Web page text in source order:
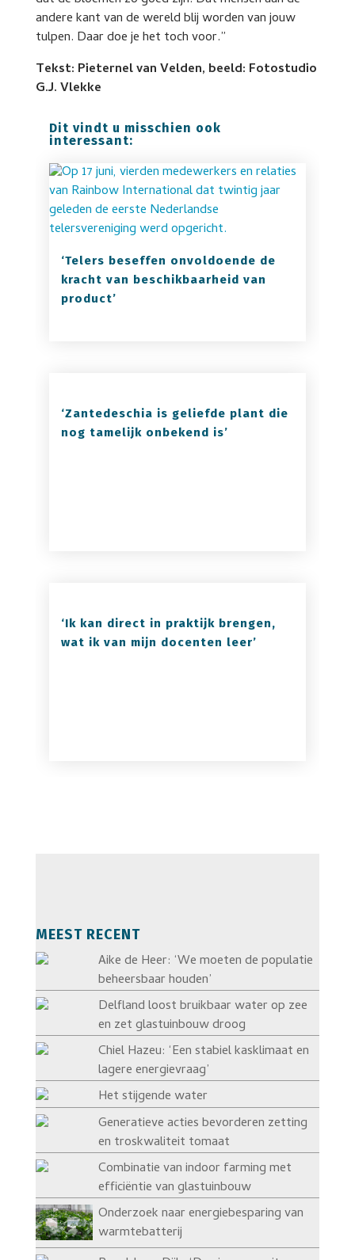
andere kant van de wereld blij worden van jouw
tulpen. Daar doe je het toch voor.”
Tekst: Pieternel van Velden, beeld: Fotostudio
G.J. Vlekke
Dit vindt u misschien ook
interessant:
‘Telers beseffen onvoldoende de
kracht van beschikbaarheid van
product’
‘Zantedeschia is geliefde plant die
nog tamelijk onbekend is’
‘Ik kan direct in praktijk brengen,
wat ik van mijn docenten leer’
MEEST RECENT
Aike de Heer: ‘We moeten de populatie
beheersbaar houden’
Delfland loost bruikbaar water op zee
en zet glastuinbouw droog
Chiel Hazeu: ‘Een stabiel kasklimaat en
lagere energievraag’
Het stijgende water
Generatieve acties bevorderen zetting
en troskwaliteit tomaat
Combinatie van indoor farming met
efficiëntie van glastuinbouw
Onderzoek naar energiebesparing van
warmtebatterij